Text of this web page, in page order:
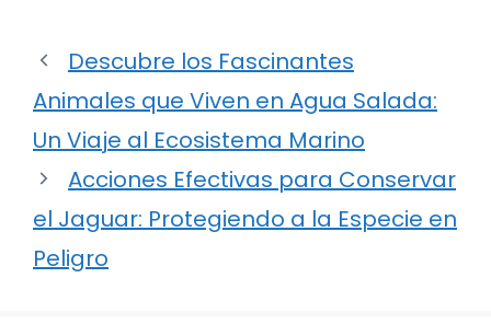
Descubre los Fascinantes
Animales que Viven en Agua Salada:
Un Viaje al Ecosistema Marino
Acciones Efectivas para Conservar
el Jaguar: Protegiendo a la Especie en
Peligro